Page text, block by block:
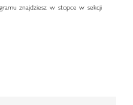
znajdziesz w stopce w sekcji